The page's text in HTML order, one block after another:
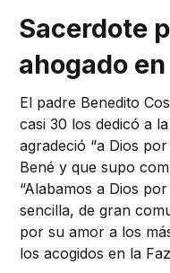
Sacerdote
ahogado
El padre Benedito
casi 30 los dedicó a
agradeció “a Dios
Bené y que supo
“Alabamos a Dios
sencilla, de gran
por su amor a los
los acogidos en la